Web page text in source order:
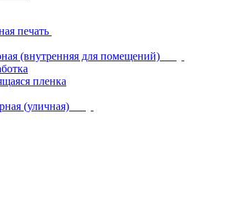
печать
(внутренняя для помещений)
пленка
(уличная)